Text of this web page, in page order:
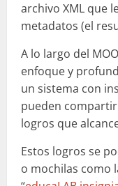
archivo XML que
metadatos (el
A lo largo del
enfoque y
un sistema con
pueden
logros que
Estos logros se
o mochilas como